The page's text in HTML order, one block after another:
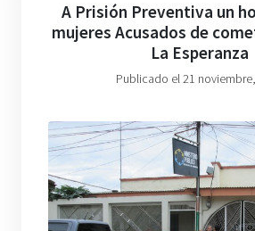
A Prisión Preventiva un
mujeres Acusados de
La Esperanza
Publicado el 21